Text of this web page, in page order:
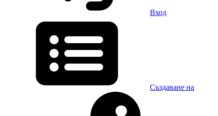
Вход
Създаване на